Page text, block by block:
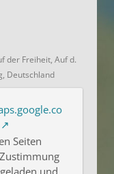
der Freiheit, Auf d.
Deutschland
Seiten
und